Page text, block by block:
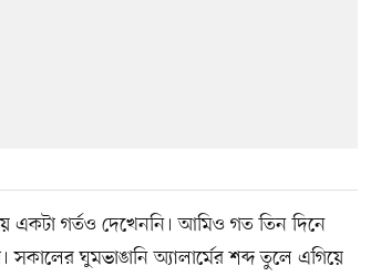
একটা গর্তও দেখেননি। আমিও গত তিন দিনে
ঘুমভাঙানি অ্যালার্মের শব্দ তুলে এগিয়ে